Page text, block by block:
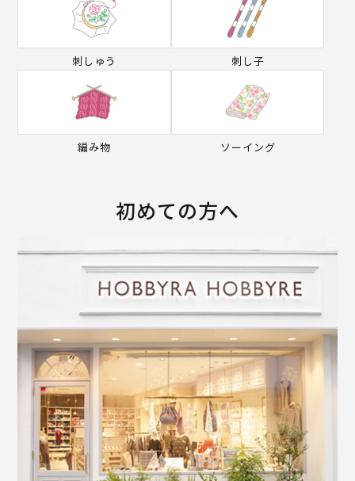
刺しゅう 刺し子
編み物 ソーイング
初めての方へ